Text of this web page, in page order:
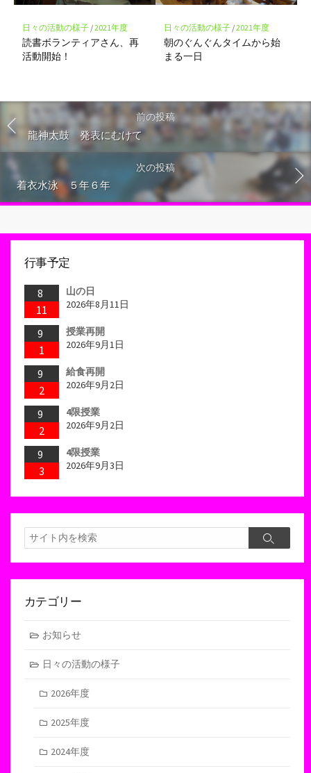
日々の活動の様子/2021年度
読書ボランティアさん、再
活動開始！
日々の活動の様子/2021年度
朝のぐんぐんタイムから始
まる一日
前の投稿
龍神太鼓 発表にむけて
次の投稿
着衣水泳 ５年６年
行事予定
8
11
山の日
2026年8月11日
9
1
授業再開
2026年9月1日
9
2
給食再開
2026年9月2日
9
2
4限授業
2026年9月2日
9
3
4限授業
2026年9月3日
検
索
検
カテゴリー
お知らせ
日々の活動の様子
2026年度
2025年度
2024年度